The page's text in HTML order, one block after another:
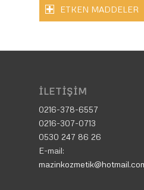
ETKEN MADDELER
İLETIŞIM
0216-378-6557
0216-307-0713
0530 247 86 26
E-mail: